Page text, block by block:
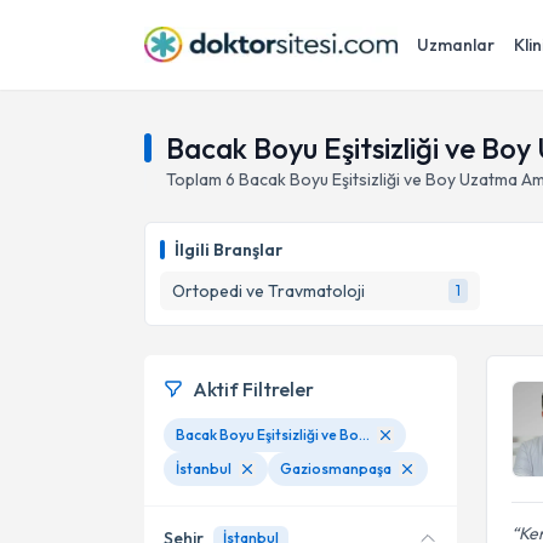
Uzmanlar
Bacak Boyu Eşitsizliği ve
Toplam 6 Bacak Boyu Eşitsizliği ve Boy Uzatma
İlgili Branşlar
Ortopedi ve Travmatoloji
1
Aktif Filtreler
Bacak Boyu Eşitsizliği ve Boy Uzatma Ameliyatları
İstanbul
Gaziosmanpaşa
Şehir İstanbul